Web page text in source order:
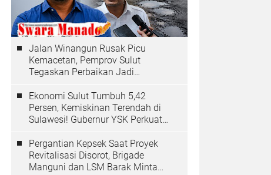
Jalan Winangun Rusak Picu
Kemacetan, Pemprov Sulut
Tegaskan Perbaikan Jadi
Ekonomi Sulut Tumbuh 5,42
Persen, Kemiskinan Terendah di
Sulawesi! Gubernur YSK Perkuat
Rakyat
Pergantian Kepsek Saat Proyek
Revitalisasi Disorot, Brigade
Manguni dan LSM Barak Minta